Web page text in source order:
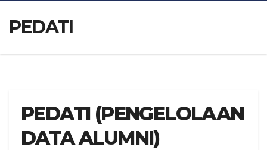
PEDATI
PEDATI (PENGELOLAAN
DATA ALUMNI)